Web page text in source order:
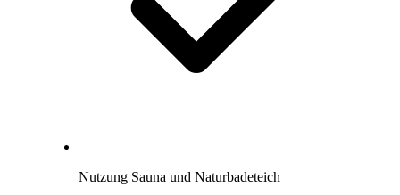
Nutzung Sauna und Naturbadeteich